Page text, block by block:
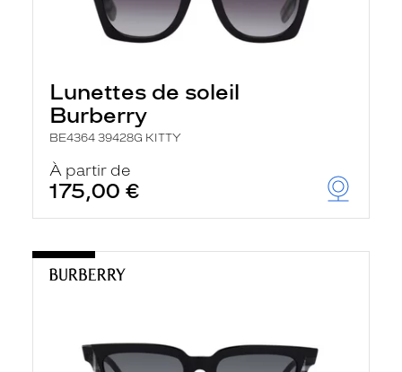
Lunettes de soleil
Burberry
BE4364 39428G KITTY
À partir de
175,00 €